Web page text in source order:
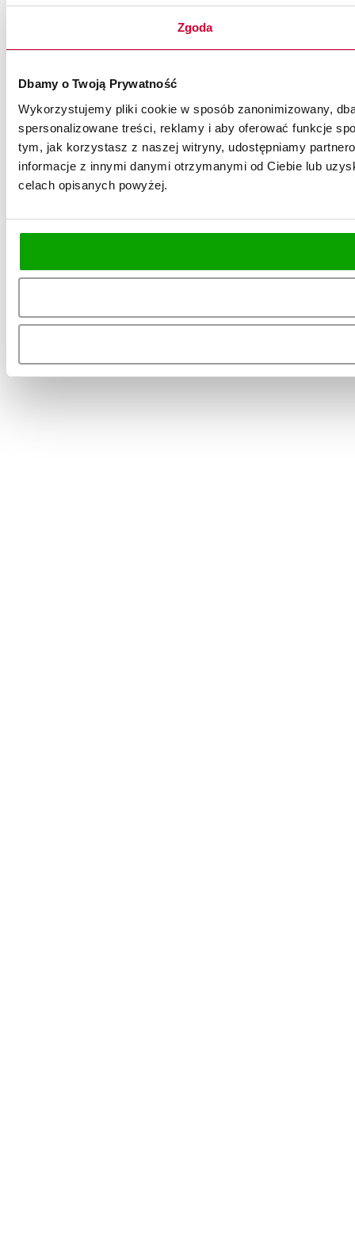
Zgoda
Dbamy o Twoją Prywatność
Wykorzystujemy pliki cookie w sposób zanonimizowany,
spersonalizowane treści, reklamy i aby oferować funkcje
tym, jak korzystasz z naszej witryny, udostępniamy
informacje z innymi danymi otrzymanymi od Ciebie lub
celach opisanych powyżej.